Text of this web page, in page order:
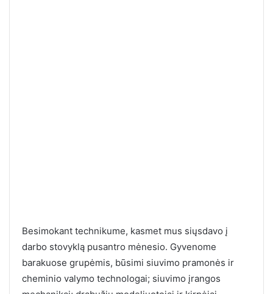
Besimokant technikume, kasmet mus siųsdavo į
darbo stovyklą pusantro mėnesio. Gyvenome
barakuose grupėmis, būsimi siuvimo pramonės ir
cheminio valymo technologai; siuvimo įrangos